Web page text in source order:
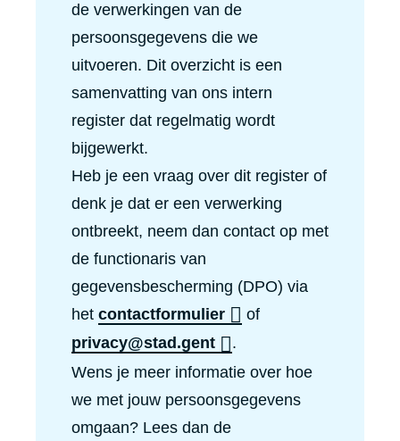
de verwerkingen van de
persoonsgegevens die we
uitvoeren. Dit overzicht is een
samenvatting van ons intern
register dat regelmatig wordt
bijgewerkt.
Heb je een vraag over dit register of
denk je dat er een verwerking
ontbreekt, neem dan contact op met
de functionaris van
gegevensbescherming (DPO) via
het contactformulier
of
privacy@stad.gent
.
Wens je meer informatie over hoe
we met jouw persoonsgegevens
omgaan? Lees dan de